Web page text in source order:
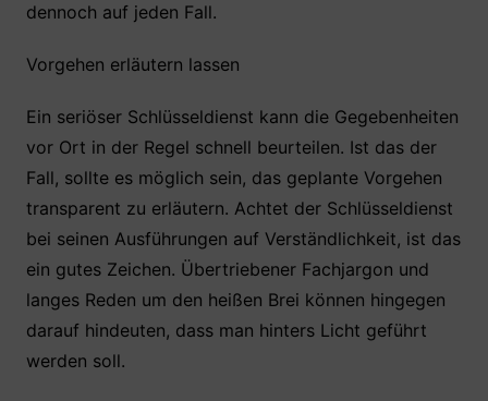
dennoch auf jeden Fall.
Vorgehen erläutern lassen
Ein seriöser Schlüsseldienst kann die Gegebenheiten
vor Ort in der Regel schnell beurteilen. Ist das der
Fall, sollte es möglich sein, das geplante Vorgehen
transparent zu erläutern. Achtet der Schlüsseldienst
bei seinen Ausführungen auf Verständlichkeit, ist das
ein gutes Zeichen. Übertriebener Fachjargon und
langes Reden um den heißen Brei können hingegen
darauf hindeuten, dass man hinters Licht geführt
werden soll.